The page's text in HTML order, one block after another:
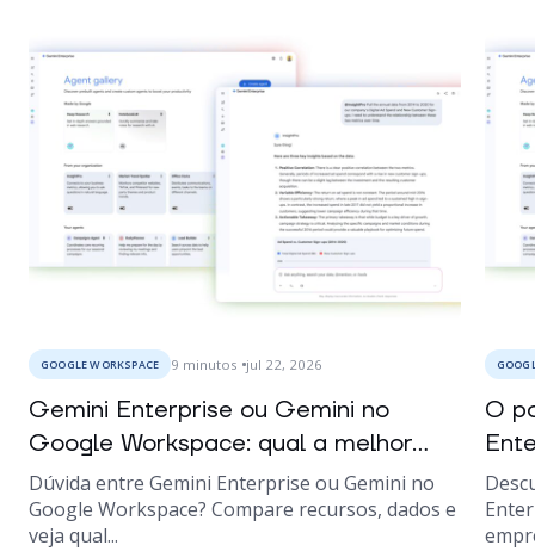
GOOGLE WORKSPACE 9 minutos jul 22, 2026
Gemini Enterprise ou Gemini no
Google Workspace: qual a melhor...
Dúvida entre Gemini Enterprise ou Gemini no
Google Workspace? Compare recursos, dados e
veja qual...
O